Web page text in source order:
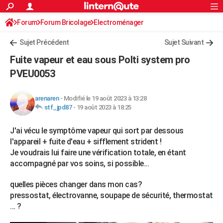
ACTUALITÉS
Politique
Société
Faits Divers
Education
Monde
Villes
+
Programme TV
TNTStreaming
Cinéma
Sorties cinéma
Musique
+FINANCE
AUTO
Essais
Réserver un essai
Citadines
Berlines
SUV
Forum auto
+HIGH-TECH
Mobiles
Meilleur smartphone
Internet
Ordinateurs
Jeux vidéo
Guide high-tech
+BRICOLAGE
Forum
Aménagement intérieur
Extérieur
Cuisine
Salle de bains
Jardinage
Rangement
WEEK-END
Art de vivre
Bien-être
Loisirs
Mode
Modes de vie
SANTE
S'inscrire
Connexion
Forum Forum Bricolage Electroménager
Sujet Précédent Sujet Suivant
Fuite vapeur et eau sous Polti system pro
PVEU0053
arenaren- Modifié le 19 août 2023 à 13:28
stf_jpd87- 19 août 2023 à 18:25
J'ai vécu le symptôme vapeur qui sort par dessous
l'appareil + fuite d'eau + sifflement strident !
Je voudrais lui faire une vérification totale, en étant
accompagné par vos soins, si possible...
quelles pièces changer dans mon cas?
pressostat, électrovanne, soupape de sécurité, thermostat
... ?